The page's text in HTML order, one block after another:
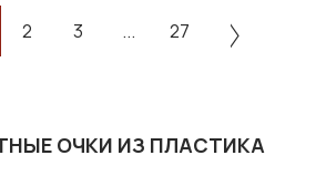
2 3 ... 27
ОЧКИ ИЗ ПЛАСТИКА